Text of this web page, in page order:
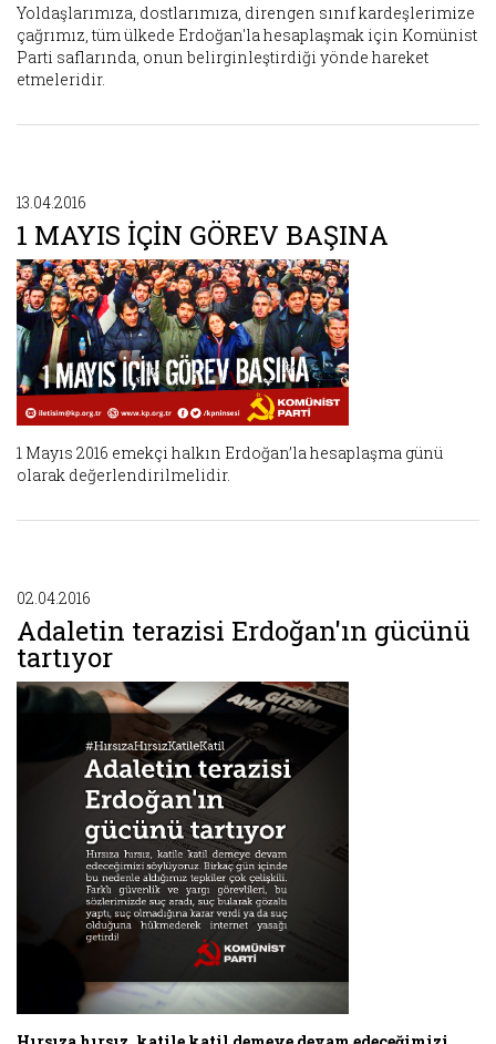
Yoldaşlarımıza, dostlarımıza, direngen sınıf kardeşlerimize
çağrımız, tüm ülkede Erdoğan'la hesaplaşmak için Komünist
Parti saflarında, onun belirginleştirdiği yönde hareket
etmeleridir.
13.04.2016
1 MAYIS İÇİN GÖREV BAŞINA
1 Mayıs 2016 emekçi halkın Erdoğan’la hesaplaşma günü
olarak değerlendirilmelidir.
02.04.2016
Adaletin terazisi Erdoğan'ın gücünü
tartıyor